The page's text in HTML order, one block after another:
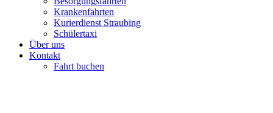
Krankenfahrten
Kurierdienst Straubing
Schülertaxi
Über uns
Kontakt
Fahrt buchen